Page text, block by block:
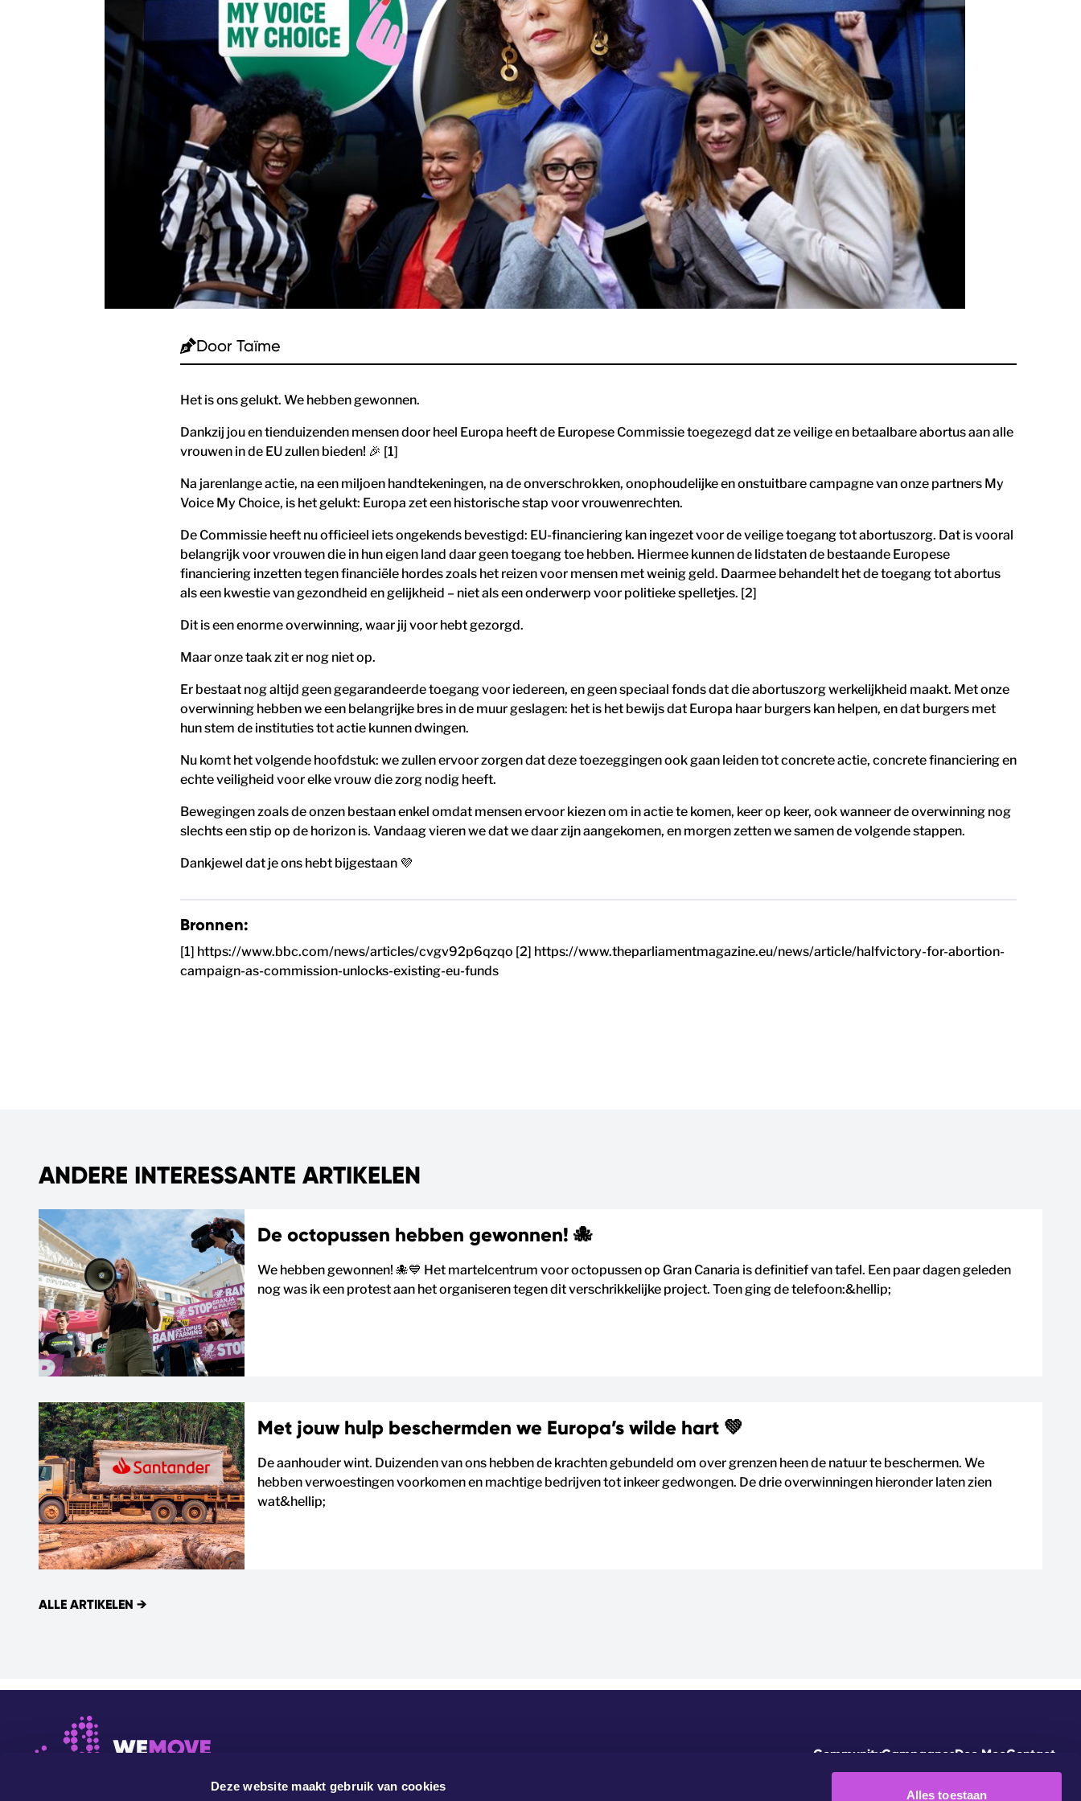
Deze website maakt gebruik van cookies
Alles toestaan
Door Taïme
Het is ons gelukt. We hebben gewonnen.
Dankzij jou en tienduizenden mensen door heel Europa heeft de Europese Commissie toegezegd dat ze veilige en betaalbare abortus aan alle
vrouwen in de EU zullen bieden! 🎉 [1]
Na jarenlange actie, na een miljoen handtekeningen, na de onverschrokken, onophoudelijke en onstuitbare campagne van onze partners My
Voice My Choice, is het gelukt: Europa zet een historische stap voor vrouwenrechten.
De Commissie heeft nu officieel iets ongekends bevestigd: EU-financiering kan ingezet voor de veilige toegang tot abortuszorg. Dat is vooral
belangrijk voor vrouwen die in hun eigen land daar geen toegang toe hebben. Hiermee kunnen de lidstaten de bestaande Europese
financiering inzetten tegen financiële hordes zoals het reizen voor mensen met weinig geld. Daarmee behandelt het de toegang tot abortus
als een kwestie van gezondheid en gelijkheid – niet als een onderwerp voor politieke spelletjes. [2]
Dit is een enorme overwinning, waar jij voor hebt gezorgd.
Maar onze taak zit er nog niet op.
Er bestaat nog altijd geen gegarandeerde toegang voor iedereen, en geen speciaal fonds dat die abortuszorg werkelijkheid maakt. Met onze
overwinning hebben we een belangrijke bres in de muur geslagen: het is het bewijs dat Europa haar burgers kan helpen, en dat burgers met
hun stem de instituties tot actie kunnen dwingen.
Nu komt het volgende hoofdstuk: we zullen ervoor zorgen dat deze toezeggingen ook gaan leiden tot concrete actie, concrete financiering en
echte veiligheid voor elke vrouw die zorg nodig heeft.
Bewegingen zoals de onzen bestaan enkel omdat mensen ervoor kiezen om in actie te komen, keer op keer, ook wanneer de overwinning nog
slechts een stip op de horizon is. Vandaag vieren we dat we daar zijn aangekomen, en morgen zetten we samen de volgende stappen.
Dankjewel dat je ons hebt bijgestaan 💜
Bronnen:
[1] https://www.bbc.com/news/articles/cvgv92p6qzqo [2] https://www.theparliamentmagazine.eu/news/article/halfvictory-for-abortion-
campaign-as-commission-unlocks-existing-eu-funds
ANDERE INTERESSANTE ARTIKELEN
De octopussen hebben gewonnen! 🐙
We hebben gewonnen! 🐙💙 Het martelcentrum voor octopussen op Gran Canaria is definitief van tafel. Een paar dagen geleden
nog was ik een protest aan het organiseren tegen dit verschrikkelijke project. Toen ging de telefoon:&hellip;
Met jouw hulp beschermden we Europa’s wilde hart 💚
De aanhouder wint. Duizenden van ons hebben de krachten gebundeld om over grenzen heen de natuur te beschermen. We
hebben verwoestingen voorkomen en machtige bedrijven tot inkeer gedwongen. De drie overwinningen hieronder laten zien
wat&hellip;
ALLE ARTIKELEN →
CommunityCampagnesDoe MeeContact